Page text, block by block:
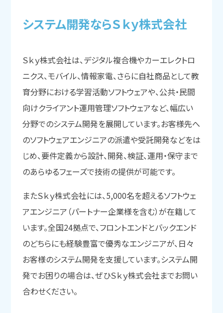
システム開発ならＳｋｙ株式会社
Ｓｋｙ株式会社は、デジタル複合機やカーエレクトロ
ニクス、モバイル、情報家電、さらに自社商品として教
育分野における学習活動ソフトウェアや、公共・民間
向けクライアント運用管理ソフトウェアなど、幅広い
分野でのシステム開発を展開しています。お客様先へ
のソフトウェアエンジニアの派遣や受託開発などをは
じめ、要件定義から設計、開発、検証、運用・保守まで
のあらゆるフェーズで技術の提供が可能です。
またＳｋｙ株式会社には、5,000名を超えるソフトウェ
アエンジニア（パートナー企業様を含む）が在籍して
います。全国24拠点で、フロントエンドとバックエンド
のどちらにも経験豊富で優秀なエンジニアが、日々
お客様のシステム開発を支援しています。システム開
発でお困りの場合は、ぜひＳｋｙ株式会社までお問い
合わせください。